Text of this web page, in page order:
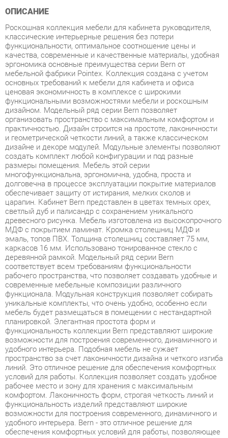
классические интерьерные решения без потери
функциональности, оптимальное соотношение цены и
качества, современные и качественные материалы, удобная
эргономика основные преимущества серии Bern от
мебельной фабрики Pointex. Коллекция создана с учетом
основных требований к мебели для кабинета и офиса
ценовая экономичность в комплексе с широкими
функциональными возможностями мебели и роскошным
дизайном. Модельный ряд серии Bern позволяет
организовать пространство с максимальным комфортом и
практичностью. Дизайн строится на простоте, лаконичности
и геометрической четкости линий, а также классическом
дизайне и декоре модулей. Модульные элементы позволяют
создать комплект любой конфигурации и под разные
размеры помещения. Мебель этой серии
многофункциональна, эргономична, удобна, проста и
долговечна в процессе эксплуатации покрытие материалов
обеспечивает защиту от истирания, мелких сколов и
царапин. Кабинет Bern представлен в цветах темных орех,
светлый дуб и палисандр с сохранением уникального
древесного рисунка. Мебель изготовлена из высокопрочного
МДФ с покрытием ламинат. Кромка столешниц МДФ и
эмаль, топов ПВХ. Толщина столешниц составляет 75 мм,
каркасов 16 мм. Использовано тонированное стекло с
деревянной рамкой. Модельный ряд серии Bern
соответствует всем требованиям функциональности
рабочего пространства, что позволяет создавать удобные и
современные мебельные композиции различного
функционала. Модульная конструкция позволяет собирать
уникальные комплекты, что очень удобно, особенно если
мебель будет размещаться в помещении с нестандартной
планировкой. Элегантная простота форм и
функциональность коллекции Bern представляют широкие
возможности для построения современного, динамичного и
удобного интерьера. Подобная мебель не сужает
пространство за счет лаконичности дизайна и четкого изгиба
линий. Это отличное решение для обеспечения комфортных
условий для работы. Коллекция позволяет создать удобное
рабочее место и зону для хранения с максимальным
комфортом. Лаконичность форм, строгая четкость линий и
функциональность изделий представляют широкие
возможности для построения современного, динамичного и
удобного интерьера. Bern - это отличное решение для
обеспечения комфортных условий для работы, позволяющее
оптимизировать пространство без ущерба для
функциональности и удобства. Широкая база элементов
позволит создать полноценный гарнитур, отвечающий всем
требованиям, как по габаритам, так и функционалу.
Фурнитура обеспечивает возможность многократной сборки.